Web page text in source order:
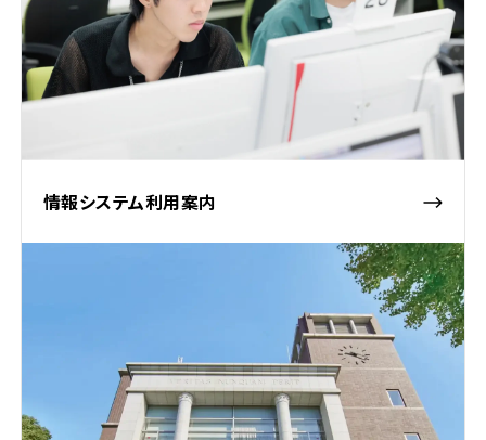
情報システム利用案内